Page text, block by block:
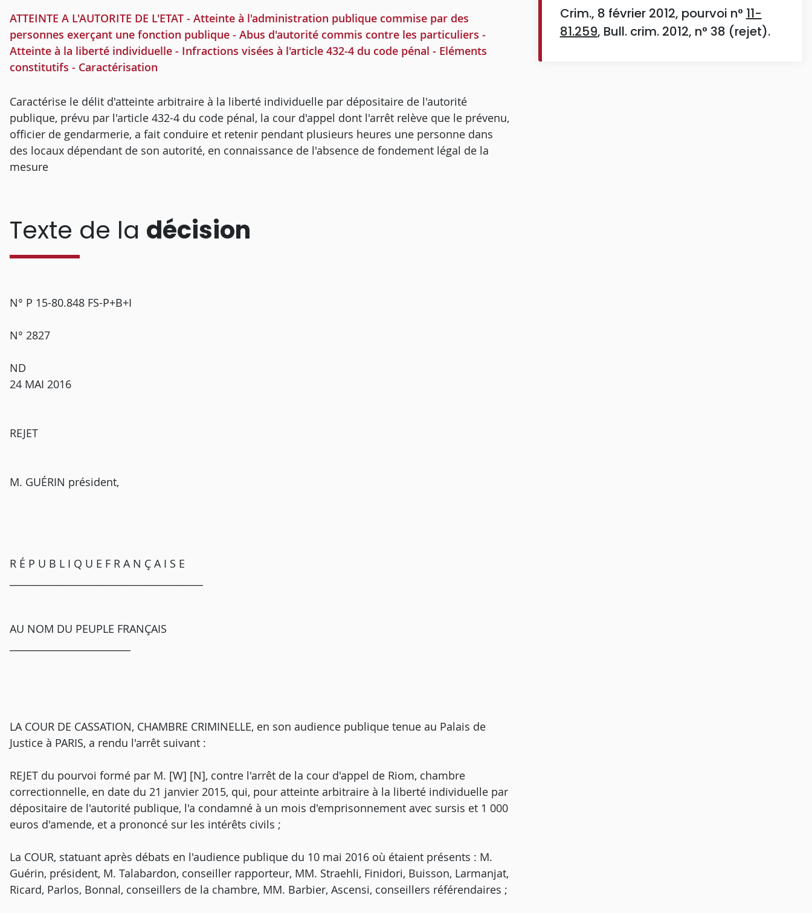
ATTEINTE A L'AUTORITE DE L'ETAT - Atteinte à l'administration publique commise par des
personnes exerçant une fonction publique - Abus d'autorité commis contre les particuliers -
Atteinte à la liberté individuelle - Infractions visées à l'article 432-4 du code pénal - Eléments
constitutifs - Caractérisation
Caractérise le délit d'atteinte arbitraire à la liberté individuelle par dépositaire de l'autorité
publique, prévu par l'article 432-4 du code pénal, la cour d'appel dont l'arrêt relève que le prévenu,
officier de gendarmerie, a fait conduire et retenir pendant plusieurs heures une personne dans
des locaux dépendant de son autorité, en connaissance de l'absence de fondement légal de la
mesure
Texte de la décision
N° P 15-80.848 FS-P+B+I
N° 2827
ND
24 MAI 2016
REJET
M. GUÉRIN président,
R É P U B L I Q U E F R A N Ç A I S E
AU NOM DU PEUPLE FRANÇAIS
LA COUR DE CASSATION, CHAMBRE CRIMINELLE, en son audience publique tenue au Palais de
Justice à PARIS, a rendu l'arrêt suivant :
REJET du pourvoi formé par M. [W] [N], contre l'arrêt de la cour d'appel de Riom, chambre
correctionnelle, en date du 21 janvier 2015, qui, pour atteinte arbitraire à la liberté individuelle par
dépositaire de l'autorité publique, l'a condamné à un mois d'emprisonnement avec sursis et 1 000
euros d'amende, et a prononcé sur les intérêts civils ;
La COUR, statuant après débats en l'audience publique du 10 mai 2016 où étaient présents : M.
Guérin, président, M. Talabardon, conseiller rapporteur, MM. Straehli, Finidori, Buisson, Larmanjat,
Ricard, Parlos, Bonnal, conseillers de la chambre, MM. Barbier, Ascensi, conseillers référendaires ;
Crim., 8 février 2012, pourvoi n° 11-
81.259, Bull. crim. 2012, n° 38 (rejet).